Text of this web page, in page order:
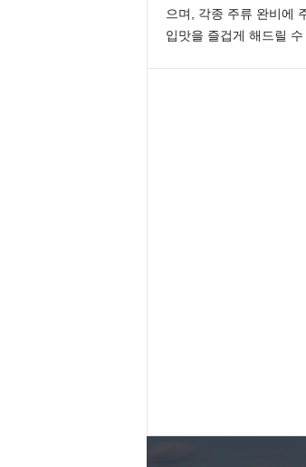
으며, 각종 주류 완비에
입맛을 즐겁게 해드릴